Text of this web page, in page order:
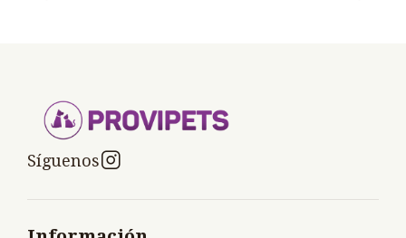
Síguenos